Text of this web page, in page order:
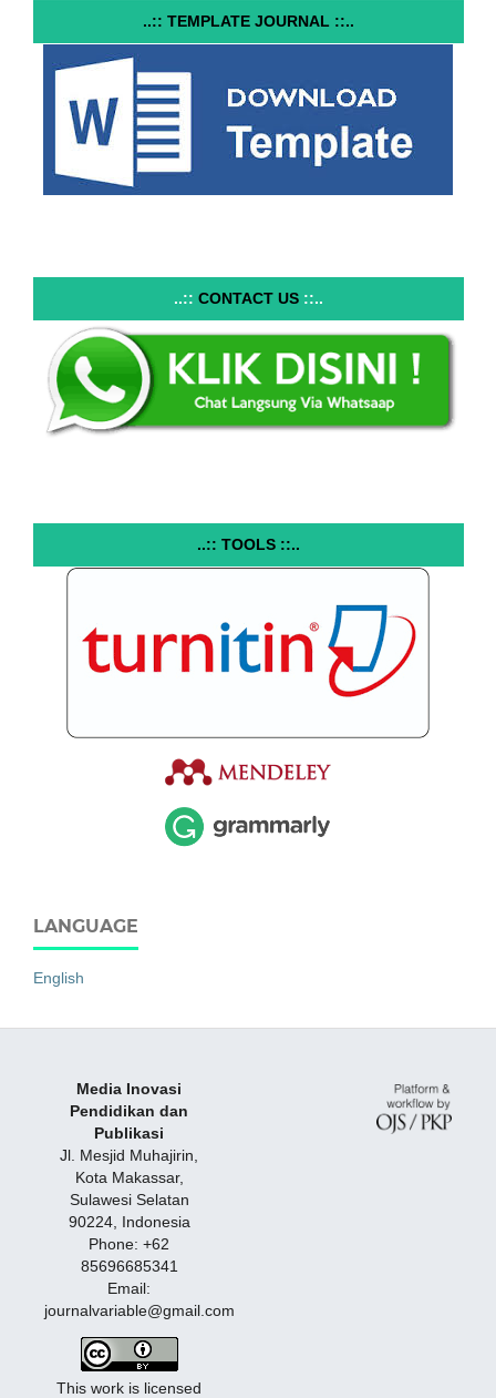
..:: TEMPLATE JOURNAL ::..
..:: CONTACT US ::..
..:: TOOLS ::..
LANGUAGE
English
Media Inovasi
Pendidikan dan
Publikasi
Jl. Mesjid Muhajirin,
Kota Makassar,
Sulawesi Selatan
90224, Indonesia
Phone: +62
85696685341
Email:
journalvariable@gmail.com
This work is licensed